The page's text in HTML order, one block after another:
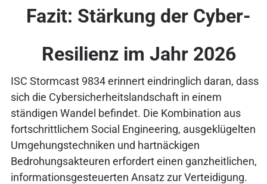
Fazit: Stärkung der Cyber-
Resilienz im Jahr 2026
ISC Stormcast 9834 erinnert eindringlich daran, dass
sich die Cybersicherheitslandschaft in einem
ständigen Wandel befindet. Die Kombination aus
fortschrittlichem Social Engineering, ausgeklügelten
Umgehungstechniken und hartnäckigen
Bedrohungsakteuren erfordert einen ganzheitlichen,
informationsgesteuerten Ansatz zur Verteidigung.